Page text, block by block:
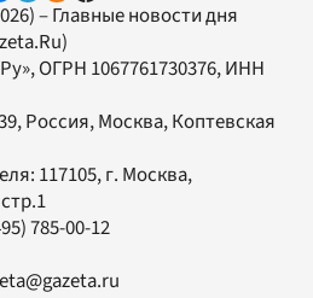
– Главные новости дня
, ОГРН 1067761730376, ИНН
Россия, Москва, Коптевская
117105, г. Москва,
785-00-12